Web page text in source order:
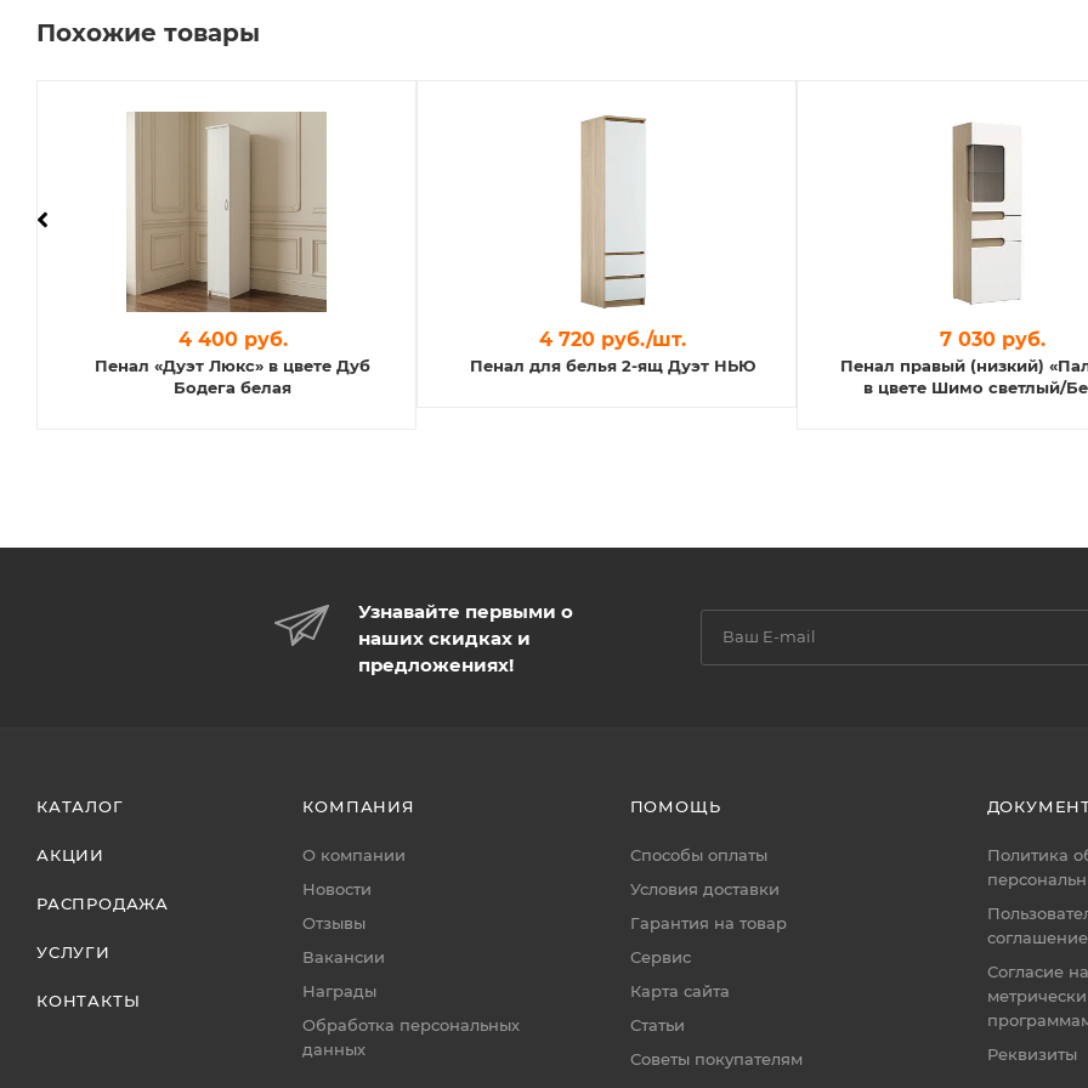
Похожие товары
Пенал «Дуэт Люкс» в цвете Дуб
Бодега белая
4 400 руб.
Пенал для белья 2-ящ Дуэт НЬЮ
4 720 руб./шт.
Пенал правый (низкий)
в цвете Шимо светлый/
7 030 руб.
Узнавайте первыми о
наших скидках и
предложениях!
КАТАЛОГ
АКЦИИ
РАСПРОДАЖА
УСЛУГИ
КОНТАКТЫ
КОМПАНИЯ
О компании
Новости
Отзывы
Вакансии
Награды
Обработка персональных
данных
ПОМОЩЬ
Способы оплаты
Условия доставки
Гарантия на товар
Сервис
Карта сайта
Статьи
Советы покупателям
Политика
соглашение
Согласие
Реквизиты